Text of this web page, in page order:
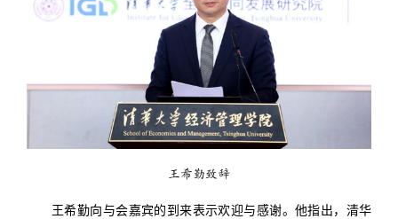
王希勤致辞
王希勤向与会嘉宾的到来表示欢迎与感谢。他指出，清华